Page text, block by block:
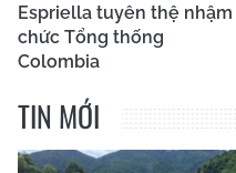
Espriella tuyên thệ nhậm
chức Tổng thống
Colombia
TIN MỚI